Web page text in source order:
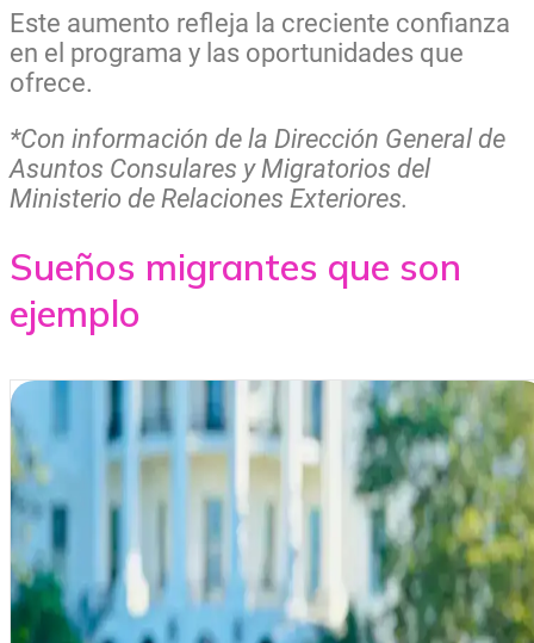
Este aumento refleja la creciente confianza
en el programa y las oportunidades que
ofrece.
*Con información de la Dirección General de
Asuntos Consulares y Migratorios del
Ministerio de Relaciones Exteriores.
Sueños migrantes que son
ejemplo